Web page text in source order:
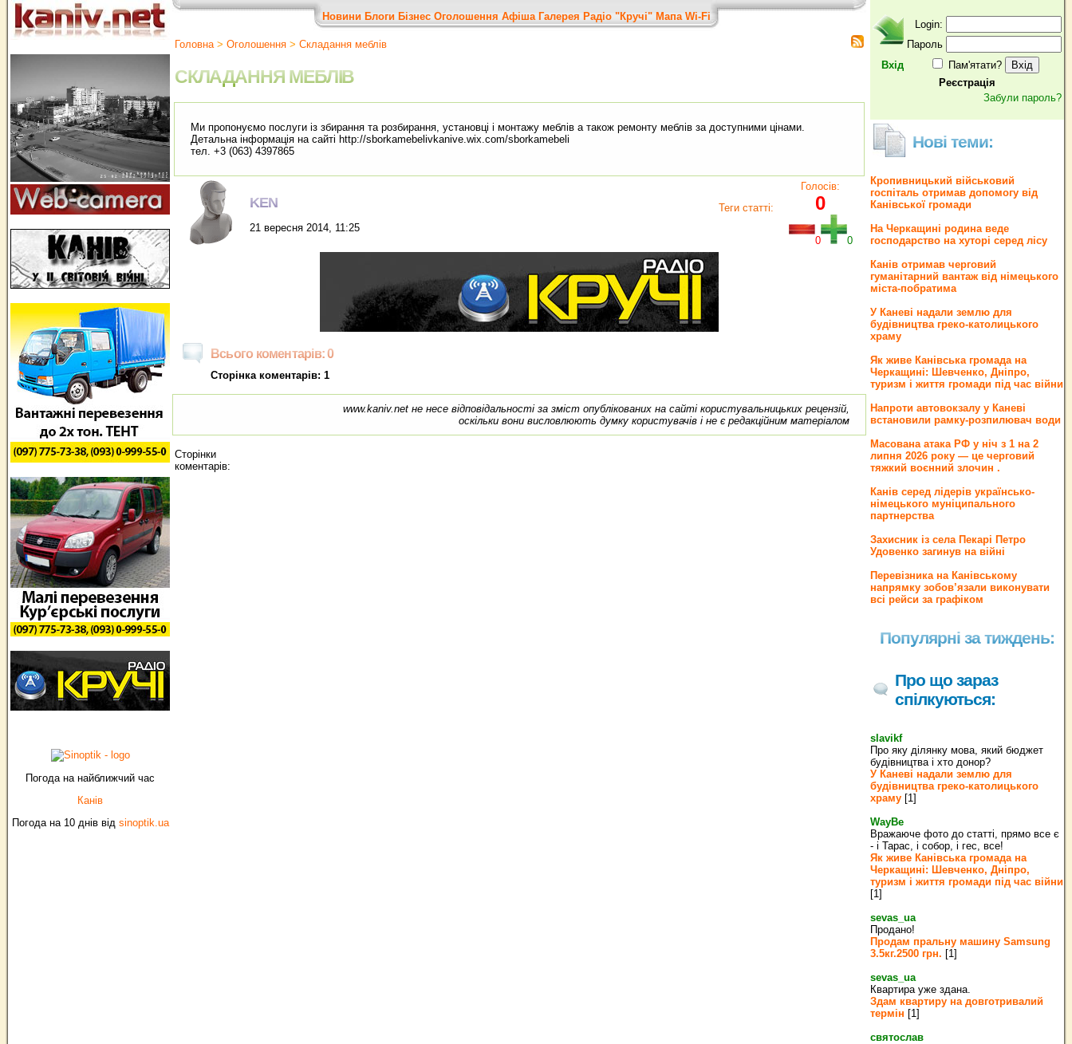
Погода на найближчий час
Канів
Погода на 10 днів від sinoptik.ua
Новини Блоги Бізнес Оголошення Афіша Галерея Радіо "Кручі" Мапа Wi-Fi
Головна> Оголошення > Складання меблів
СКЛАДАННЯ МЕБЛІВ
Ми пропонуємо послуги із збирання та розбирання, установці і монтажу меблів а також ремонту меблів за доступними цінами.
Детальна інформація на сайті http://sborkamebelivkanive.wix.com/sborkamebeli
тел. +3 (063) 4397865
KEN
21 вересня 2014, 11:25
Теги статті:
Голосів:
0
0 0
Всього коментарів: 0
Сторінка коментарів: 1
www.kaniv.net не несе відповідальності за зміст опублікованих на сайті користувальницьких рецензій,
оскільки вони висловлюють думку користувачів і не є редакційним матеріалом
Сторінки
коментарів:
Вхід
Login:
Пароль
Пам'ятати?
Реєстрація
Забули пароль?
Нові теми:
Кропивницький військовий
госпіталь отримав допомогу від
Канівської громади
На Черкащині родина веде
господарство на хуторі серед лісу
Канів отримав черговий
гуманітарний вантаж від німецького
міста-побратима
У Каневі надали землю для
будівництва греко‐католицького
храму
Як живе Канівська громада на
Черкащині: Шевченко, Дніпро,
туризм і життя громади під час війни
Напроти автовокзалу у Каневі
встановили рамку-розпилювач води
Масована атака РФ у ніч з 1 на 2
липня 2026 року — це черговий
тяжкий воєнний злочин .
Канів серед лідерів українсько-
німецького муніципального
партнерства
Захисник із села Пекарі Петро
Удовенко загинув на війні
Перевізника на Канівському
напрямку зобов’язали виконувати
всі рейси за графіком
Популярні за тиждень:
Про що зараз
спілкуються:
slavikf
Про яку ділянку мова, який бюджет
будівництва і хто донор?
У Каневі надали землю для
будівництва греко‐католицького
храму [1]
WayBe
Вражаюче фото до статті, прямо все є
- і Тарас, і собор, і гес, все!
Як живе Канівська громада на
Черкащині: Шевченко, Дніпро,
туризм і життя громади під час війни
[1]
sevas_ua
Продано!
Продам пральну машину Samsung
3.5кг.2500 грн. [1]
sevas_ua
Квартира уже здана.
Здам квартиру на довготривалий
термін [1]
святослав